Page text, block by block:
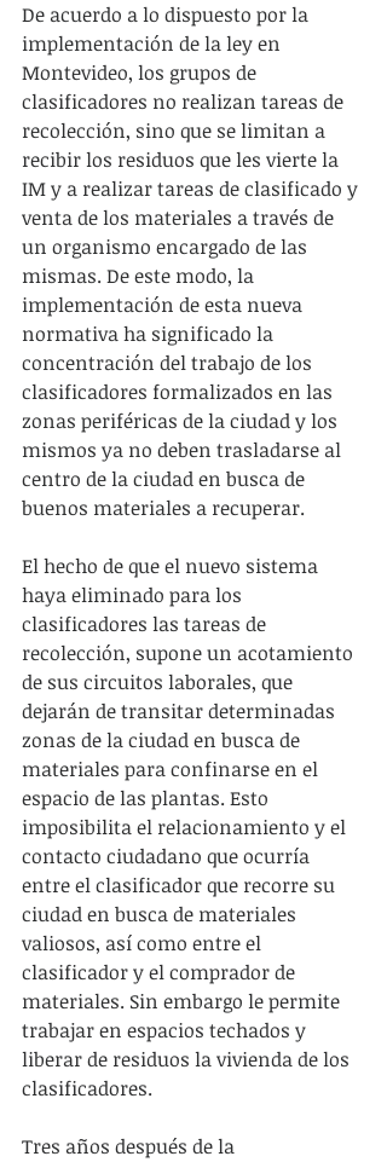
De acuerdo a lo dispuesto por la
implementación de la ley en
Montevideo, los grupos de
clasificadores no realizan tareas de
recolección, sino que se limitan a
recibir los residuos que les vierte la
IM y a realizar tareas de clasificado y
venta de los materiales a través de
un organismo encargado de las
mismas. De este modo, la
implementación de esta nueva
normativa ha significado la
concentración del trabajo de los
clasificadores formalizados en las
zonas periféricas de la ciudad y los
mismos ya no deben trasladarse al
centro de la ciudad en busca de
buenos materiales a recuperar.
El hecho de que el nuevo sistema
haya eliminado para los
clasificadores las tareas de
recolección, supone un acotamiento
de sus circuitos laborales, que
dejarán de transitar determinadas
zonas de la ciudad en busca de
materiales para confinarse en el
espacio de las plantas. Esto
imposibilita el relacionamiento y el
contacto ciudadano que ocurría
entre el clasificador que recorre su
ciudad en busca de materiales
valiosos, así como entre el
clasificador y el comprador de
materiales. Sin embargo le permite
trabajar en espacios techados y
liberar de residuos la vivienda de los
clasificadores.
Tres años después de la